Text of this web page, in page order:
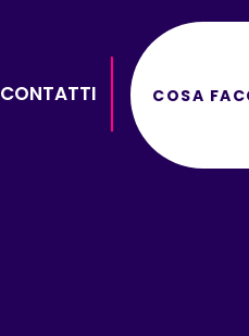
CONTATTI COSA